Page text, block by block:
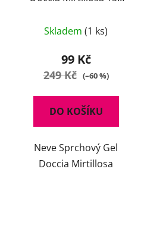
Skladem (1 ks)
99 Kč
249 Kč (–60 %)
DO KOŠÍKU
Neve Sprchový Gel
Doccia Mirtillosa